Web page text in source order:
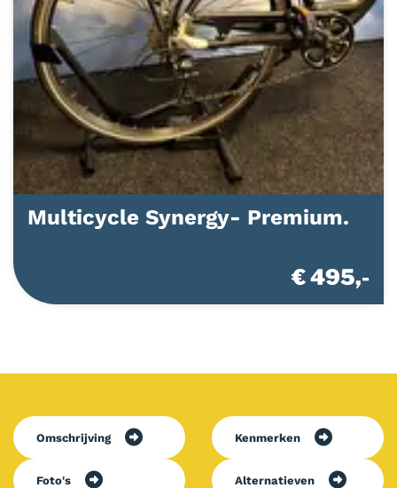
Multicycle Synergy- Premium.
€ 495,-
Omschrijving Kenmerken
Foto's Alternatieven